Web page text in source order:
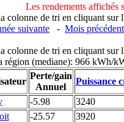
Les rendements affichés
colonne de tri en cliquant sur
suivante - Mois précédent
colonne de tri en cliquant sur
région (mediane): 966 kWh/
Perte/gain
Annuel
Puissance
-5.98 3240
-25.57 3920